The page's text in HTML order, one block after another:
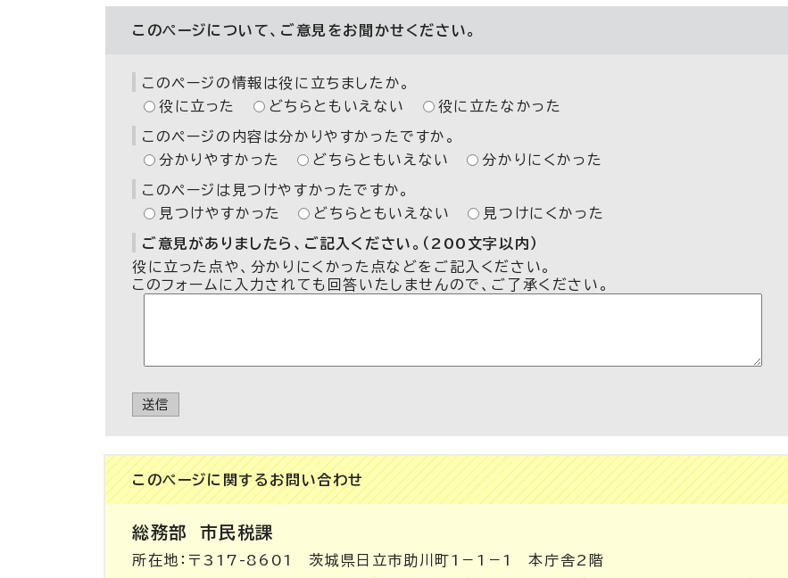
このページについて、ご意見をお聞かせください。
このページの情報は役に立ちましたか。
役に立った
どちらともいえない 役に立たなかった
このページの内容は分かりやすかったですか。
分かりやすかった
どちらともいえない 分かりにくかった
このページは見つけやすかったですか。
見つけやすかった
どちらともいえない 見つけにくかった
ご意見がありましたら、ご記入ください。（200文字以内）
役に立った点や、分かりにくかった点などをご記入ください。
このフォームに入力されても回答いたしませんので、ご了承ください。
送信
このページに関する お問い合わせ
総務部市民税課
所在地：〒317-8601 茨城県日立市助川町1－1－1 本庁舎2階